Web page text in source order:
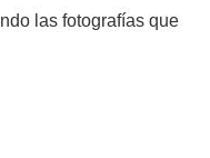
las fotografías que